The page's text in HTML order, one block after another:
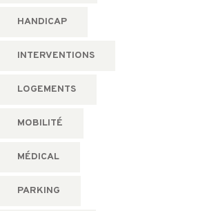
HANDICAP
INTERVENTIONS
LOGEMENTS
MOBILITÉ
MÉDICAL
PARKING